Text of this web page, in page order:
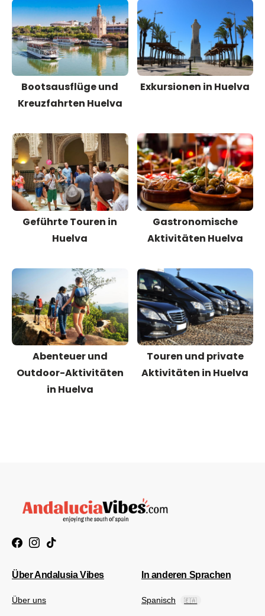
Bootsausflüge und
Kreuzfahrten Huelva
Exkursionen in Huelva
Geführte Touren in
Huelva
Gastronomische
Aktivitäten Huelva
Abenteuer und
Outdoor-Aktivitäten
in Huelva
Touren und private
Aktivitäten in Huelva
Über Andalusia Vibes
Über uns
In anderen Sprachen
Spanisch 🇪🇦